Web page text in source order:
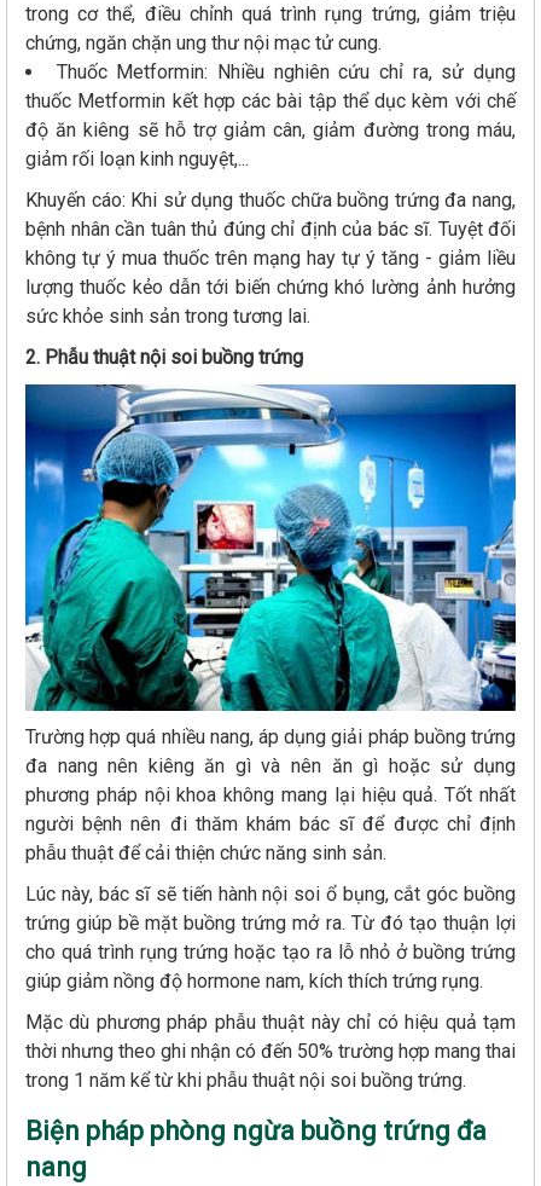
trong cơ thể, điều chỉnh quá trình rụng trứng, giảm triệu
chứng, ngăn chặn ung thư nội mạc tử cung.
Thuốc Metformin: Nhiều nghiên cứu chỉ ra, sử dụng
thuốc Metformin kết hợp các bài tập thể dục kèm với chế
độ ăn kiêng sẽ hỗ trợ giảm cân, giảm đường trong máu,
giảm rối loạn kinh nguyệt,...
Khuyến cáo: Khi sử dụng thuốc chữa buồng trứng đa nang,
bệnh nhân cần tuân thủ đúng chỉ định của bác sĩ. Tuyệt đối
không tự ý mua thuốc trên mạng hay tự ý tăng - giảm liều
lượng thuốc kẻo dẫn tới biến chứng khó lường ảnh hưởng
sức khỏe sinh sản trong tương lai.
2. Phẫu thuật nội soi buồng trứng
Trường hợp quá nhiều nang, áp dụng giải pháp buồng trứng
đa nang nên kiêng ăn gì và nên ăn gì hoặc sử dụng
phương pháp nội khoa không mang lại hiệu quả. Tốt nhất
người bệnh nên đi thăm khám bác sĩ để được chỉ định
phẫu thuật để cải thiện chức năng sinh sản.
Lúc này, bác sĩ sẽ tiến hành nội soi ổ bụng, cắt góc buồng
trứng giúp bề mặt buồng trứng mở ra. Từ đó tạo thuận lợi
cho quá trình rụng trứng hoặc tạo ra lỗ nhỏ ở buồng trứng
giúp giảm nồng độ hormone nam, kích thích trứng rụng.
Mặc dù phương pháp phẫu thuật này chỉ có hiệu quả tạm
thời nhưng theo ghi nhận có đến 50% trường hợp mang thai
trong 1 năm kể từ khi phẫu thuật nội soi buồng trứng.
Biện pháp phòng ngừa buồng trứng đa
nang